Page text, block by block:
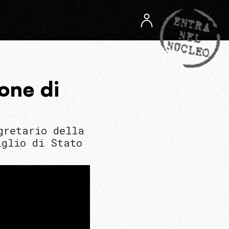
di
della
di Stato